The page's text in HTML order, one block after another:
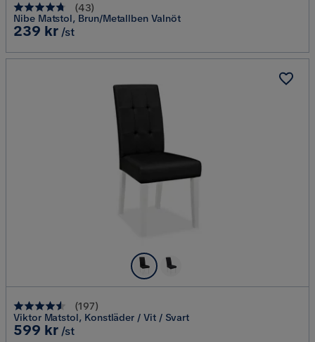
(43)
Nibe Matstol, Brun/Metallben Valnöt
Pris
239 kr /st
(197)
Viktor Matstol, Konstläder / Vit / Svart
Pris
599 kr /st